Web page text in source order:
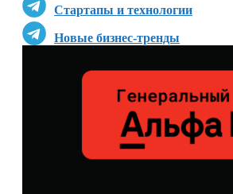
Стартапы и технологии
Новые бизнес-тренды